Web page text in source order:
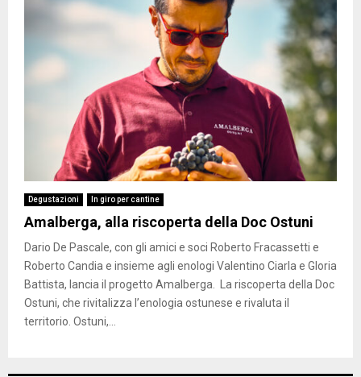
Degustazioni In giro per cantine
Amalberga, alla riscoperta della Doc Ostuni
Dario De Pascale, con gli amici e soci Roberto Fracassetti e
Roberto Candia e insieme agli enologi Valentino Ciarla e Gloria
Battista, lancia il progetto Amalberga. La riscoperta della Doc
Ostuni, che rivitalizza l’enologia ostunese e rivaluta il
territorio. Ostuni,...